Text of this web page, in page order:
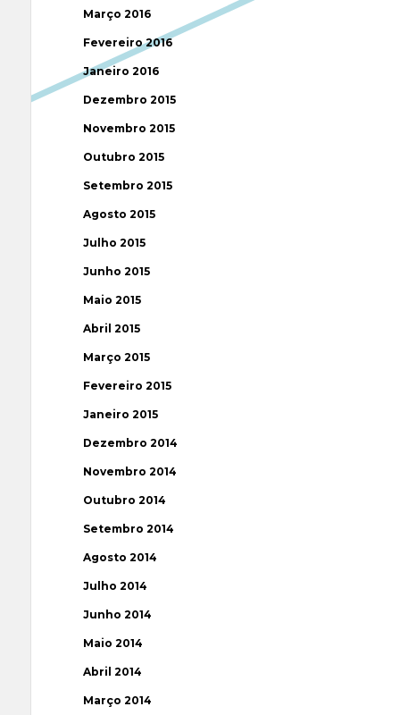
Março 2016
Fevereiro 2016
Janeiro 2016
Dezembro 2015
Novembro 2015
Outubro 2015
Setembro 2015
Agosto 2015
Julho 2015
Junho 2015
Maio 2015
Abril 2015
Março 2015
Fevereiro 2015
Janeiro 2015
Dezembro 2014
Novembro 2014
Outubro 2014
Setembro 2014
Agosto 2014
Julho 2014
Junho 2014
Maio 2014
Abril 2014
Março 2014